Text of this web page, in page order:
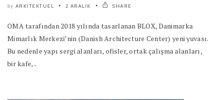
by ARKITEKTUEL 2 ARALIK SHARE
OMA tarafından 2018 yılında tasarlanan BLOX, Danimarka
Mimarlık Merkezi’nin (Danish Architecture Center) yeni yuvası.
Bu nedenle yapı sergi alanları, ofisler, ortak çalışma alanları,
bir kafe,..